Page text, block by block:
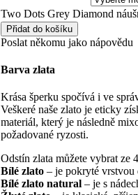
Two Dots Grey Diamond
Přidat do košíku
Poslat někomu jako nápovědu
Barva zlata
Krása šperku spočívá i ve
Veškeré naše zlato je eticky
materiál, který je následně
požadované ryzosti.
Odstín zlata můžete vybrat ze
Bílé zlato– je pokryté vrstvou
Bílé zlato natural– je s